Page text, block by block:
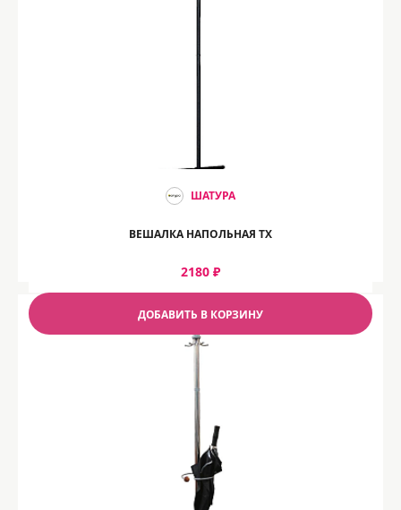
ШАТУРА
ВЕШАЛКА НАПОЛЬНАЯ ТХ
2180 ₽
ДОБАВИТЬ В КОРЗИНУ